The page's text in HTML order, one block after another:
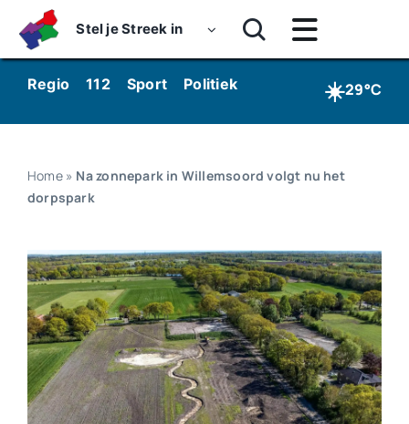
content
Stel je Streek in
Toggle
Navigatie
Home
Nieuws
Luister
Kijk
Over ons
Werken bij Streekomroep ‘De Werven’
Regio 112 Sport Politiek Kunst & Cultuur
☀️29°C
Home» Na zonnepark in Willemsoord volgt nu het
dorpspark